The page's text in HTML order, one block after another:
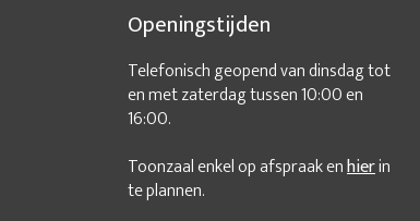
Openingstijden
Telefonisch geopend van dinsdag tot
en met zaterdag tussen 10:00 en
16:00.
Toonzaal enkel op afspraak enhierin
te plannen.